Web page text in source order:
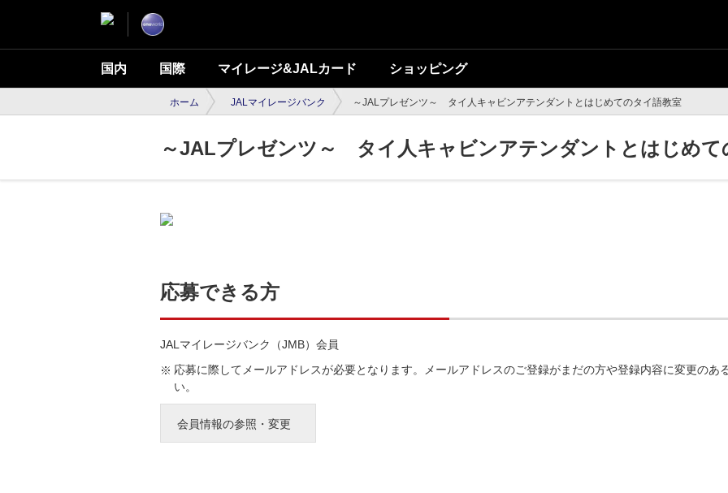
国内 国際 マイレージ&JALカード ショッピング
ホーム JALマイレージバンク ～JALプレゼンツ～ タイ人キャビンアテンダントとはじめてのタイ語教室
～JALプレゼンツ～ タイ人キャビンアテンダントとはじめて
応募できる方
JALマイレージバンク（JMB）会員
応募に際してメールアドレスが必要となります。メールアドレスのご登録がまだの方や登録内容に変更のあ
い。
会員情報の参照・変更